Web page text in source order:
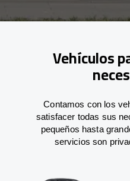
Vehículos
Contamos con los
satisfacer todas sus
pequeños hasta
servicios son